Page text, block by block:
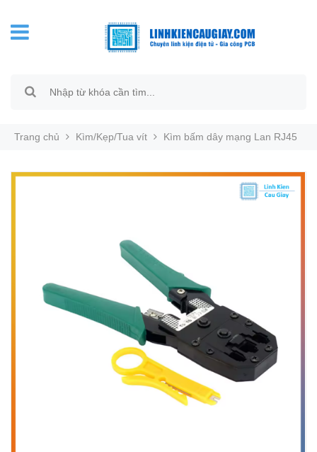
Trang chủ Kìm/Kẹp/Tua vít Kìm bấm dây mạng Lan RJ45